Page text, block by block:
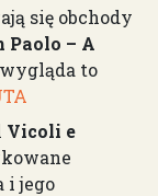
się obchody
Paolo – A
to
Vicoli e
i jego